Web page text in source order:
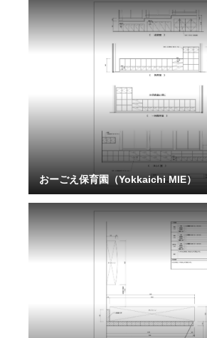
おーごえ保育園（Yokkaichi MIE）